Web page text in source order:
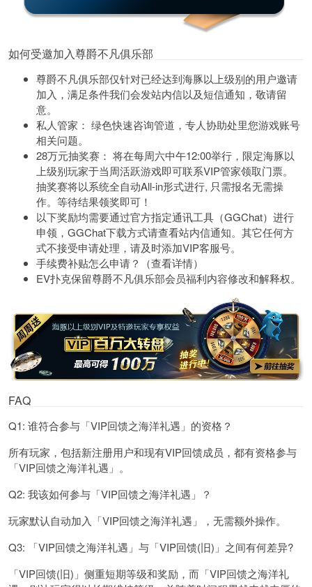
如何受邀加入尊爵不凡俱乐部
尊爵不凡俱乐部仅针对已经达到海豚以上级别的用户邀请
加入，满足条件我们会发站内信以及短信通知，敬请留
意。
私人管家： 绿色快速咨询管道，专人协助处里您游戏账号
相关问题。
28万元抽奖赛： 将在每周六中午12:00举行，限定海豚以
上级别玩家于当周活跃游戏即可联系VIP管家领取门票。
抽奖赛将以系统全自动All-in形式进行, 只需报名无需操
作。等待结果领奖即可！
以下奖励均需要通过官方指定通讯工具 （GGChat） 进行
申领，GGChat下载方式请查看站内信通知。其它任何方
式不接受申请处理，请及时添加VIP客服号。
手续费补贴怎么申请？
（查看详情）
EV扑克保留尊爵不凡俱乐部会员福利内容修改和解释权。
FAQ
Q1: 谁符合参与「VIP回馈之海洋礼遇」的资格？
所有玩家，包括新注册用户和现有VIP回馈成员，都有资格参与
「VIP回馈之海洋礼遇」。
Q2: 我该如何参与「VIP回馈之海洋礼遇」？
玩家默认自动加入「VIP回馈之海洋礼遇」，无需额外操作。
Q3: 「VIP回馈之海洋礼遇」与「VIP回馈(旧)」之间有何差异?
「VIP回馈(旧)」侧重短期等级和奖励，而「VIP回馈之海洋礼